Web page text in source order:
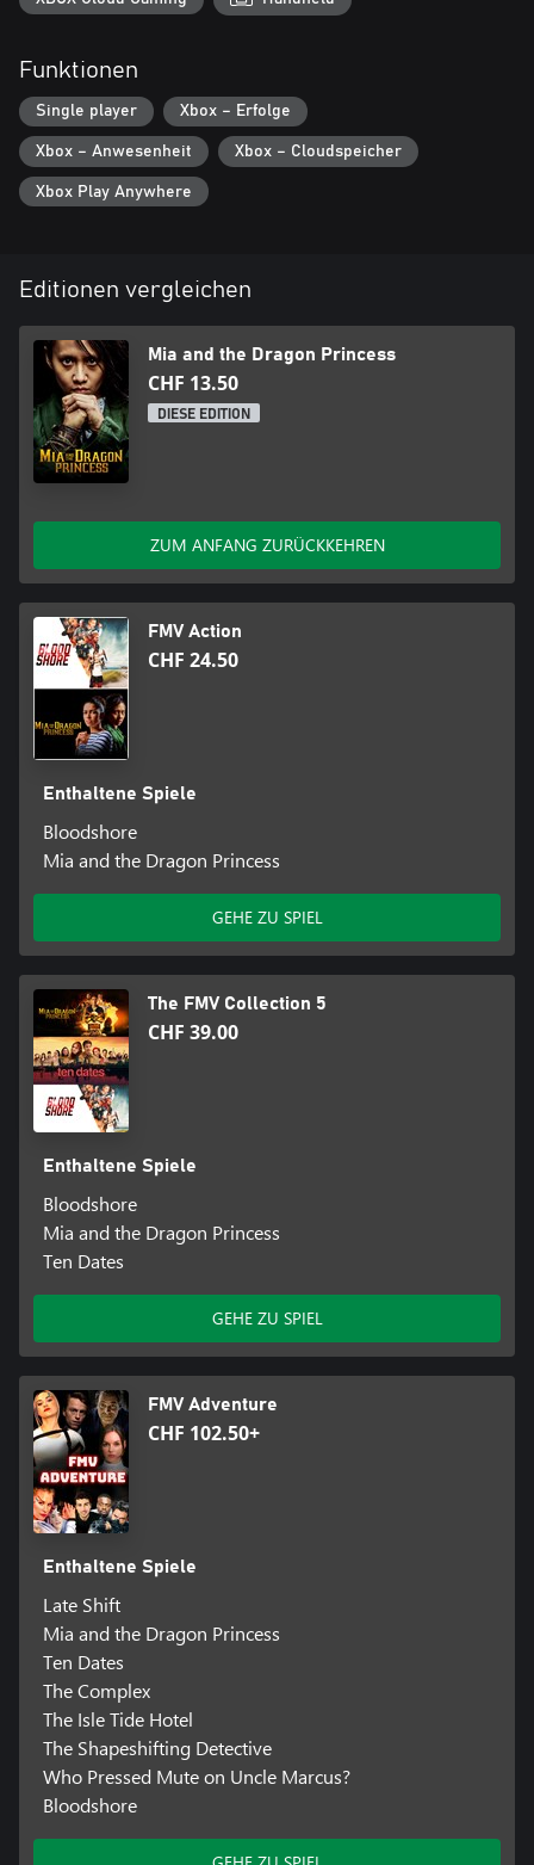
Funktionen
Single player Xbox – Erfolge
Xbox – Anwesenheit Xbox – Cloudspeicher
Xbox Play Anywhere
Editionen vergleichen
Mia and the Dragon Princess
CHF 13.50
DIESE EDITION
ZUM ANFANG ZURÜCKKEHREN
FMV Action
CHF 24.50
Enthaltene Spiele
Bloodshore
Mia and the Dragon Princess
GEHE ZU SPIEL
The FMV Collection 5
CHF 39.00
Enthaltene Spiele
Bloodshore
Mia and the Dragon Princess
Ten Dates
GEHE ZU SPIEL
FMV Adventure
CHF 102.50+
Enthaltene Spiele
Late Shift
Mia and the Dragon Princess
Ten Dates
The Complex
The Isle Tide Hotel
The Shapeshifting Detective
Who Pressed Mute on Uncle Marcus?
Bloodshore